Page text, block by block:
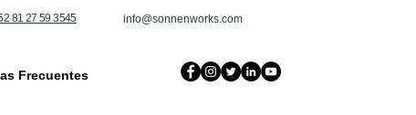
81 27 59 3545 info@sonnenworks.com
Frecuentes